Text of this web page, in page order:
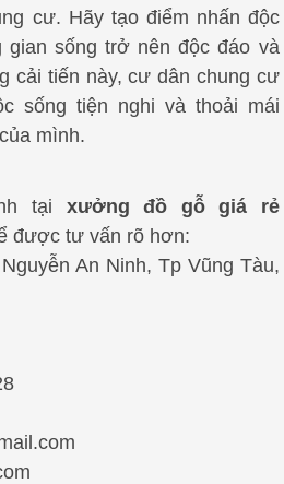
cư. Hãy tạo điểm nhấn độc
gian sống trở nên độc đáo và
cải tiến này, cư dân chung cư
sống tiện nghi và thoải mái
mình.
tại xưởng đồ gỗ giá rẻ
được tư vấn rõ hơn:
An Ninh, Tp Vũng Tàu,